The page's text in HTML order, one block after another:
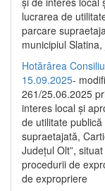
lucrarea de
parcare
municipiul Slatina,
Hotărârea
15.09.2025-
261/25.06.2025
interes local și
de utilitate
supraetajată,
Județul Olt”,
procedurii de
de expropriere